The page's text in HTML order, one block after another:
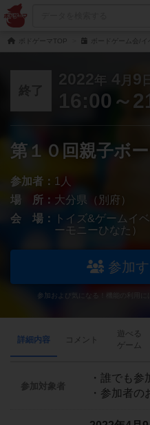
ボドゲーマTOP
2022 年 4 月 9 日
16:00～
第１０回親子ボ
参加者： 1人
場 所： 大分県（別府）
会 場：
トイズ&ゲームイ
ーモニーひなた）
参加
参加および気になる！機能の利用には
詳細内容 コメント
遊べる
ゲーム
参加対象者
・誰でも参
・参加者の